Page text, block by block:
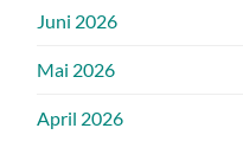
Juni 2026
Mai 2026
April 2026